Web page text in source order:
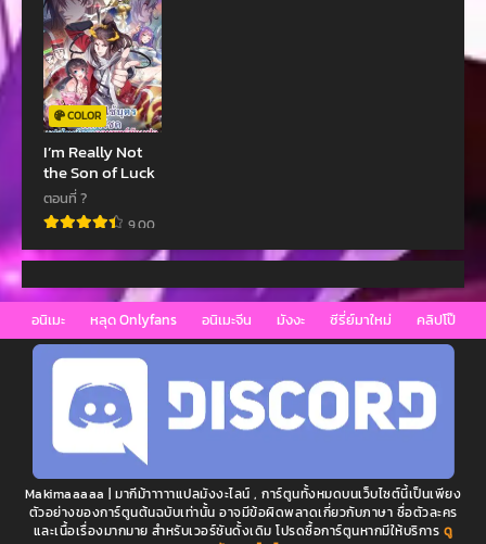
ตอนที่ 34.4
พฤษภาคม 2, 2023
ตอนที่ 34.2
พฤษภาคม 2, 2023
ตอนที่ 33.4
พฤษภาคม 2, 2023
พฤษภาคม 2, 2023 พฤษภาคม 2, 2023
ตอนที่ 32.5
พฤษภาคม 2, 2023
ตอนที่ 32.4
พฤษภาคม 2, 2023
ตอนที่ 32.3
พฤษภาคม 2, 2023
ตอนที่ 32.2
พฤษภาคม 2, 2023
ตอนที่ 32.1
พฤษภาคม 2, 2023
ตอนที่ 31.3
พฤษภาคม 2, 2023
ตอนที่ 31.2
พฤษภาคม 2, 2023
COLOR
I’m Really Not
the Son of Luck
ตอนที่ ?
9.00
อนิเมะ หลุด Onlyfans อนิเมะจีน มังงะ ซีรี่ย์มาใหม่ คลิปโป๊
Makimaaaaa | มากีม้าาาาาแปลมังงะไลน์ , การ์ตูนทั้งหมดบนเว็บไซต์นี้เป็นเพียง
ตัวอย่างของการ์ตูนต้นฉบับเท่านั้น อาจมีข้อผิดพลาดเกี่ยวกับภาษา ชื่อตัวละคร
และเนื้อเรื่องมากมาย สำหรับเวอร์ชันดั้งเดิม โปรดซื้อการ์ตูนหากมีให้บริการ ดู